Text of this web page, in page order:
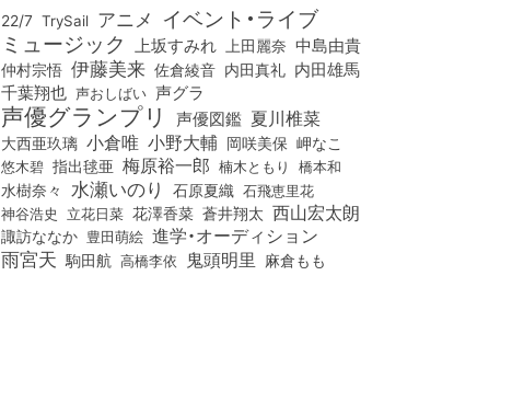
22/7 TrySail アニメ イベント・ライブ
ミュージック 上坂すみれ 上田麗奈 中島由貴
仲村宗悟 伊藤美来 佐倉綾音 内田真礼 内田雄馬
千葉翔也 声おしばい 声グラ
声優グランプリ 声優図鑑 夏川椎菜
大西亜玖璃 小倉唯 小野大輔 岡咲美保 岬なこ
悠木碧 指出毬亜 梅原裕一郎 楠木ともり 橋本和
水樹奈々 水瀬いのり 石原夏織 石飛恵里花
神谷浩史 立花日菜 花澤香菜 蒼井翔太 西山宏太朗
諏訪ななか 豊田萌絵 進学・オーディション
雨宮天 駒田航 高橋李依 鬼頭明里 麻倉もも